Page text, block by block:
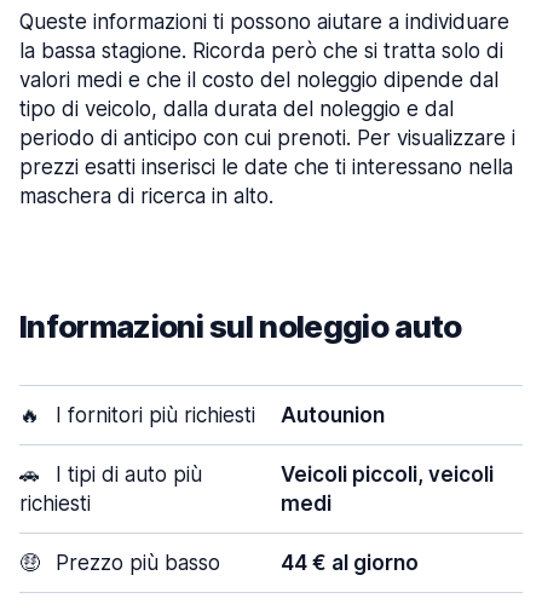
Queste informazioni ti possono aiutare a individuare
la bassa stagione. Ricorda però che si tratta solo di
valori medi e che il costo del noleggio dipende dal
tipo di veicolo, dalla durata del noleggio e dal
periodo di anticipo con cui prenoti. Per visualizzare i
prezzi esatti inserisci le date che ti interessano nella
maschera di ricerca in alto.
Informazioni sul noleggio auto
🔥 I fornitori più richiesti Autounion
🚗
I tipi di auto più
richiesti
Veicoli piccoli, veicoli
medi
🤑 Prezzo più basso 44 € al giorno